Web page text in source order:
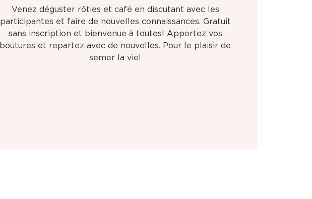
Venez déguster rôties et café en discutant avec les
participantes et faire de nouvelles connaissances. Gratuit
sans inscription et bienvenue à toutes! Apportez vos
boutures et repartez avec de nouvelles. Pour le plaisir de
semer la vie!